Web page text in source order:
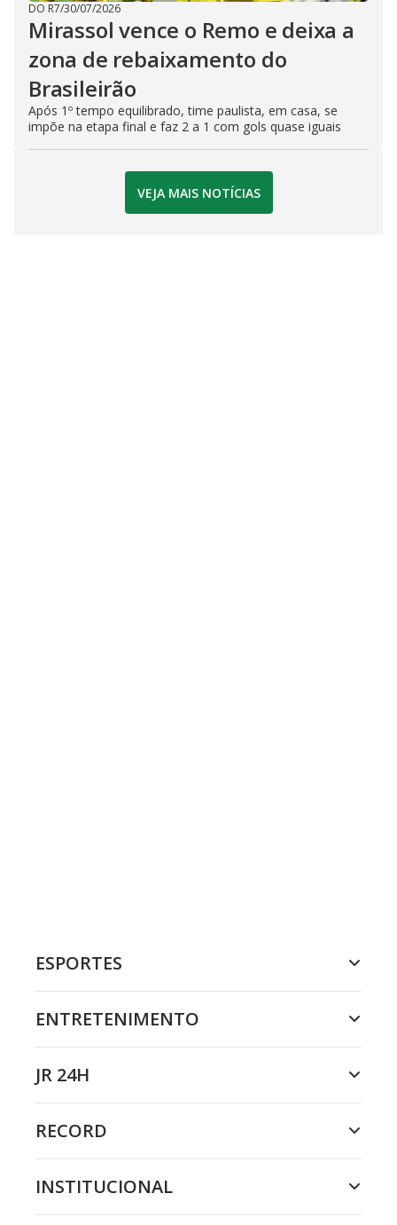
DO R7/30/07/2026
Mirassol vence o Remo e deixa a
zona de rebaixamento do
Brasileirão
Após 1º tempo equilibrado, time paulista, em casa, se
impõe na etapa final e faz 2 a 1 com gols quase iguais
VEJA MAIS NOTÍCIAS
ESPORTES
ENTRETENIMENTO
JR 24H
RECORD
INSTITUCIONAL